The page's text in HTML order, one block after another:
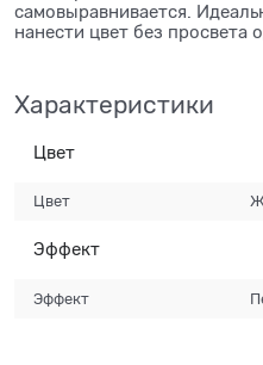
самовыравнивается.
нанести цвет без просвета
Характеристики
Цвет
Цвет
Эффект
Эффект